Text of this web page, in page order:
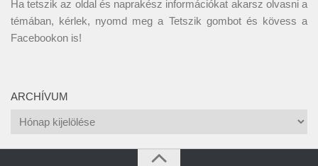
Ha tetszik az oldal és naprakész információkat akarsz olvasni a
témában, kérlek, nyomd meg a Tetszik gombot és kövess a
Facebookon is!
ARCHÍVUM
Archívum